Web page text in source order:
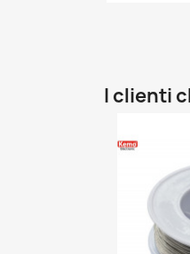
I clienti